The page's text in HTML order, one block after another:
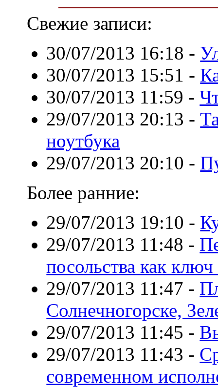
Свежие записи:
30/07/2013 16:18 -
30/07/2013 15:51 -
30/07/2013 11:59 -
29/07/2013 20:13 -
ноутбука
29/07/2013 20:10 -
Более ранние:
29/07/2013 19:10 -
29/07/2013 11:48 -
посольства как
29/07/2013 11:47 -
Солнечногорске,
29/07/2013 11:45 -
29/07/2013 11:43 -
современном